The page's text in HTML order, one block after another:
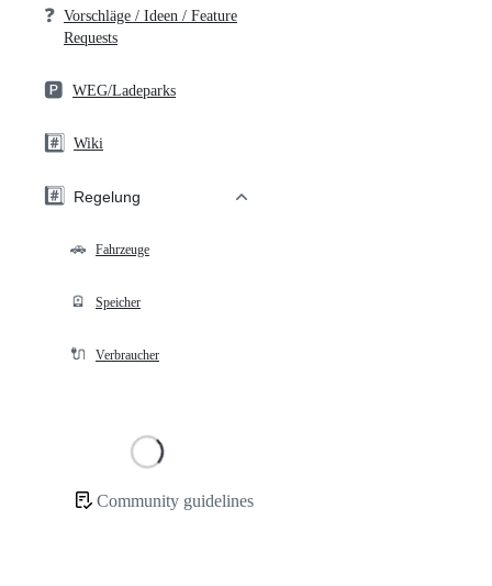
❓ Vorschläge / Ideen / Feature
Requests
🅿️ WEG/Ladeparks
#️⃣ Wiki
#️⃣ Regelung
🚗 Fahrzeuge
🪫 Speicher
🔌 Verbraucher
Community guidelines